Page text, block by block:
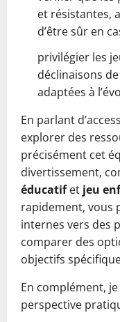
et résistantes,
d’être sûr en
privilégier les
déclinaisons
adaptées à
En parlant
explorer des
précisément cet
divertissement,
éducatifet jeu
rapidement, vous
internes vers des
comparer des
objectifs
En complément,
perspective